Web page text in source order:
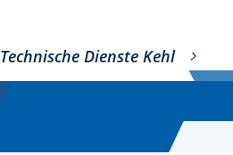
Technische Dienste Kehl